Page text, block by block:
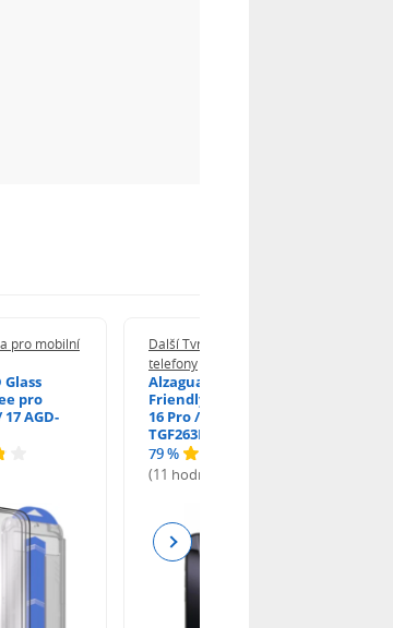
pro mobilní
pro
AGD-
Další Tvrzená skla pro mobilní
telefony
Alzaguard 2.5D Case
Friendly Glass pro iPhone
16 Pro / 17 / 17 Pro AGD-
TGF263P2
79 %
(11 hodnocení)
Next